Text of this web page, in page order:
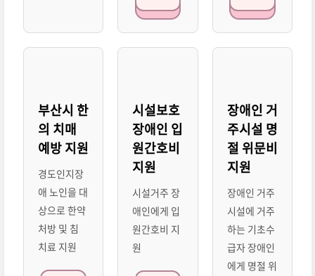
부산시 한
의 치매
예방 지원
경도인지장
애 노인을 대
상으로 한약
처방 및 침
치료 지원
시설보호
장애인 입
원간호비
지원
시설거주 장
애인에게 입
원간호비 지
원
장애인 거
주시설 명
절 위문비
지원
장애인 거주
시설에 거주
하는 기초수
급자 장애인
에게 명절 위